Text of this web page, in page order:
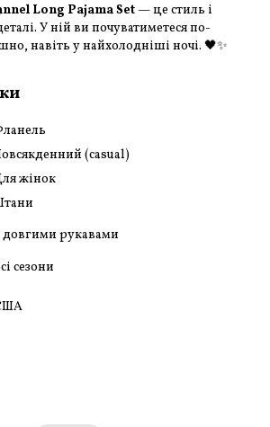
Long Pajama Set — це стиль і
У ній ви почуватиметеся по-
навіть у найхолодніші ночі. 🖤✨
(casual)
жінок
довгими рукавами
сезони